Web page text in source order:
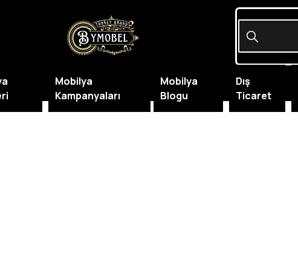
Mobilya
Kampanyaları
Mobilya
Blogu
Dış
Ticaret